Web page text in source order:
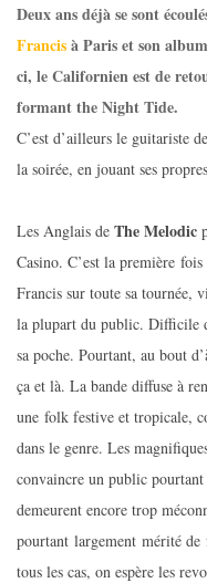
Deux ans déjà se sont
Francisà Paris et son
ci, le Californien est de
formant the Night Tide.
C’est d’ailleurs le guitariste
la soirée, en jouant ses
Les Anglais de The Melodic
Casino. C’est la première
Francis sur toute sa tournée,
la plupart du public. Difficile
sa poche. Pourtant, au bout
ça et là. La bande diffuse à
une folk festive et tropicale,
dans le genre. Les
convaincre un public
demeurent encore trop
pourtant largement mérité de
tous les cas, on espère les